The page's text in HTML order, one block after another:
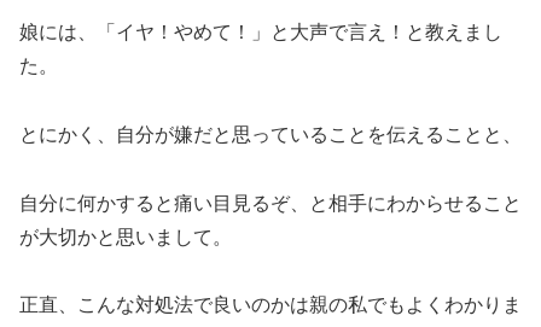
娘には、「イヤ！やめて！」と大声で言え！と教えまし
た。
とにかく、自分が嫌だと思っていることを伝えることと、
自分に何かすると痛い目見るぞ、と相手にわからせること
が大切かと思いまして。
正直、こんな対処法で良いのかは親の私でもよくわかりま